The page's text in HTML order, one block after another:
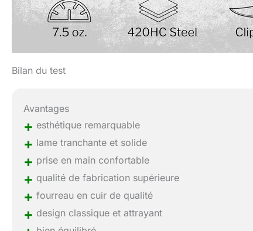
Bilan du test
Avantages
+ esthétique remarquable
+ lame tranchante et solide
+ prise en main confortable
+ qualité de fabrication supérieure
+ fourreau en cuir de qualité
+ design classique et attrayant